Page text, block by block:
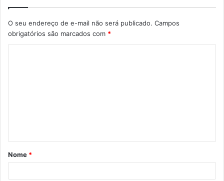
O seu endereço de e-mail não será publicado. Campos
obrigatórios são marcados com *
á
r
Nome *